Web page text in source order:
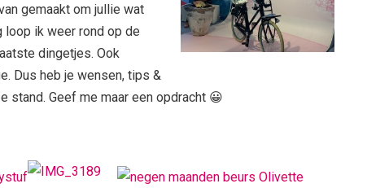
gemaakt om jullie wat
ik weer rond op de
dingetjes. Ook
Dus heb je wensen, tips &
stand. Geef me maar een opdracht 😀